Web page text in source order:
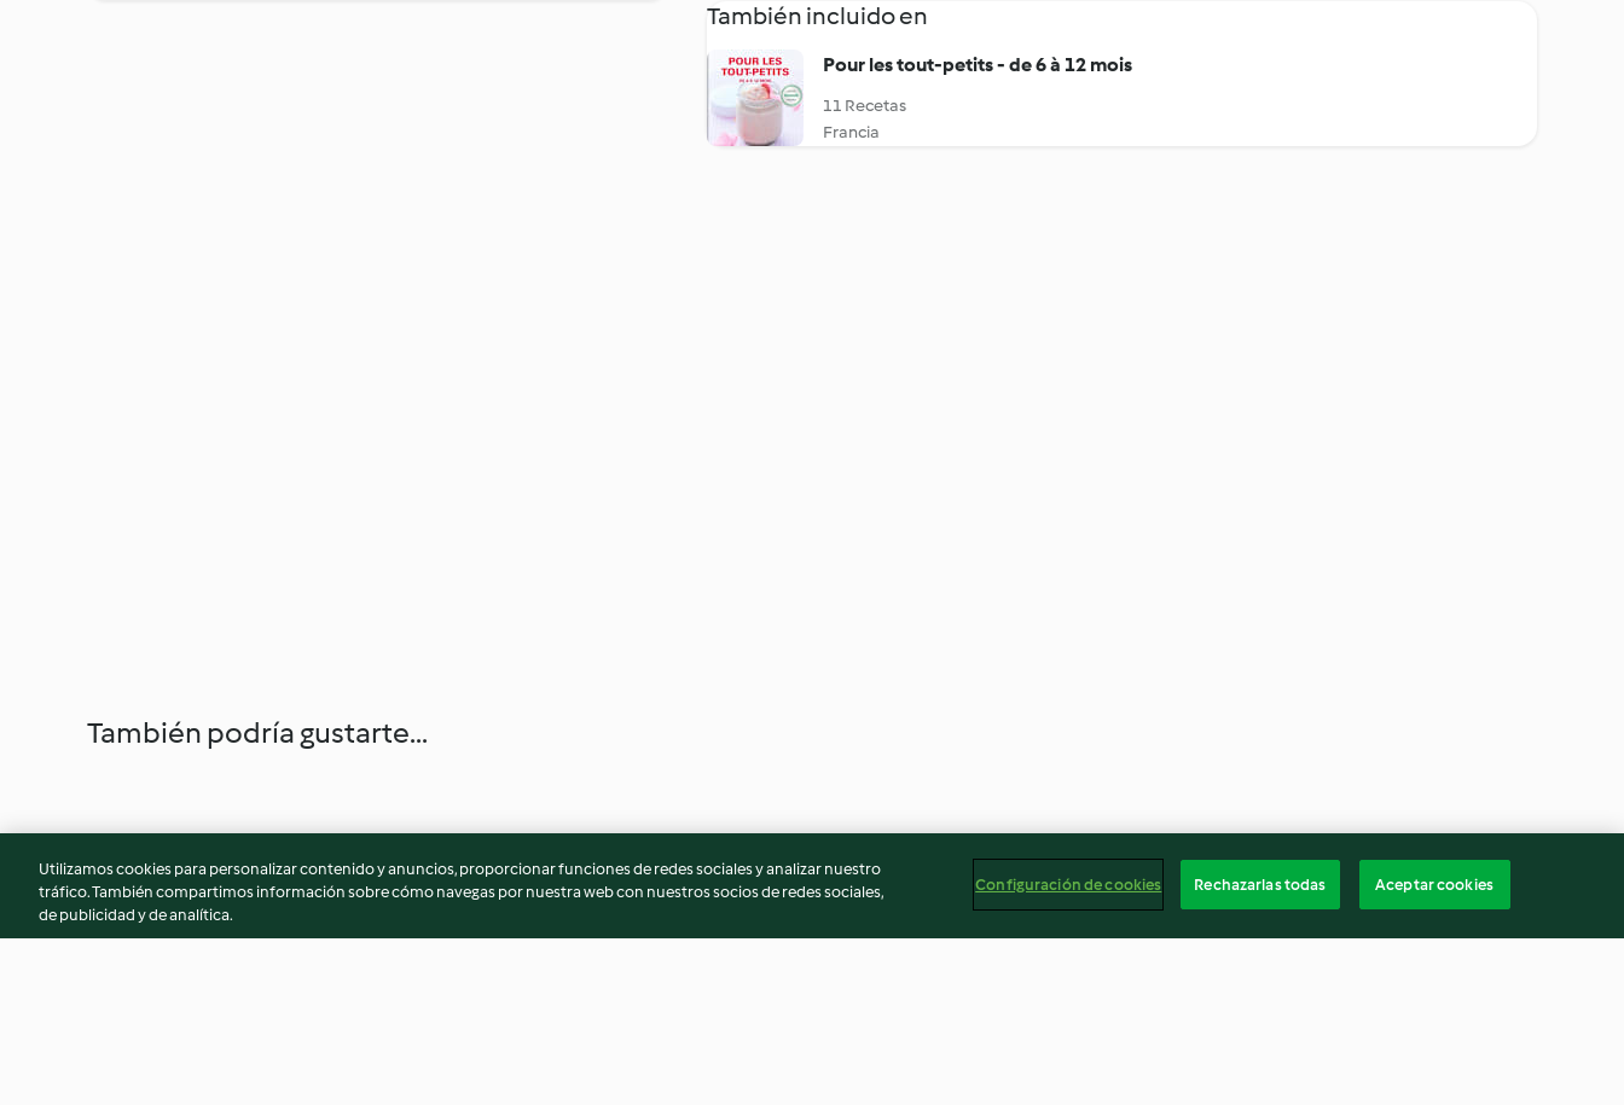
También incluido en
Pour les tout-petits - de 6 à 12 mois
11 Recetas
Francia
También podría gustarte...
Utilizamos cookies para personalizar contenido y anuncios, proporcionar funciones de redes sociales y analizar nuestro
tráfico. También compartimos información sobre cómo navegas por nuestra web con nuestros socios de redes sociales,
de publicidad y de analítica.
Configuración de cookies Rechazarlas todas Aceptar cookies